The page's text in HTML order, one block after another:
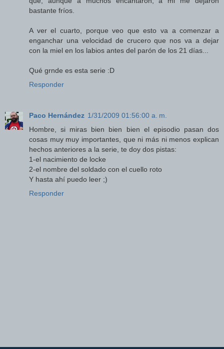
bastante fríos.
A ver el cuarto, porque veo que esto va a comenzar a
enganchar una velocidad de crucero que nos va a dejar
con la miel en los labios antes del parón de los 21 días...
Qué grnde es esta serie :D
Responder
Paco Hernández 1/31/2009 01:56:00 a. m.
Hombre, si miras bien bien bien el episodio pasan dos
cosas muy muy importantes, que ni más ni menos explican
hechos anteriores a la serie, te doy dos pistas:
1-el nacimiento de locke
2-el nombre del soldado con el cuello roto
Y hasta ahí puedo leer ;)
Responder